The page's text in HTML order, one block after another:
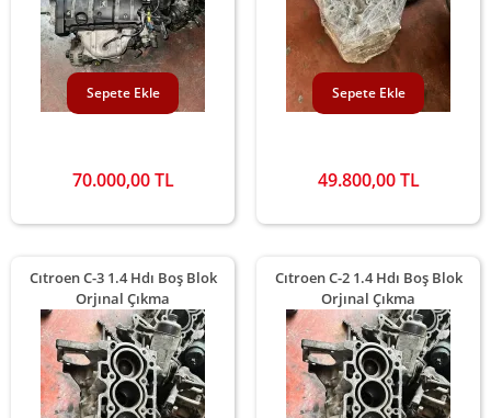
70.000,00 TL
Sepete Ekle
49.800,00 TL
Sepete Ekle
Cıtroen C-3 1.4 Hdı Boş Blok
Orjınal Çıkma
Cıtroen C-2 1.4 Hdı Boş Blok
Orjınal Çıkma